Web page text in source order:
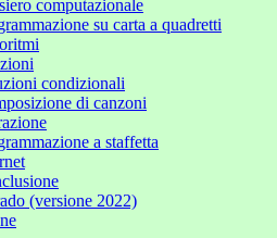
computazionale
su carta a quadretti
condizionali
di canzoni
a staffetta
(versione 2022)